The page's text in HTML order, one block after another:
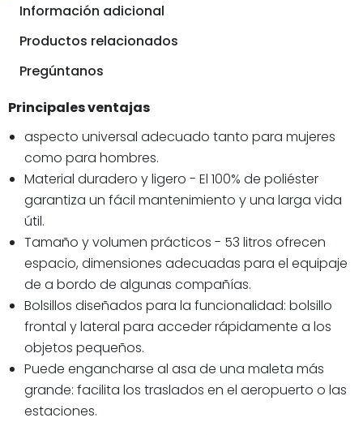
Información adicional
Productos relacionados
Pregúntanos
Principales ventajas
aspecto universal adecuado tanto para mujeres
como para hombres.
Material duradero y ligero - El 100% de poliéster
garantiza un fácil mantenimiento y una larga vida
útil.
Tamaño y volumen prácticos - 53 litros ofrecen
espacio, dimensiones adecuadas para el equipaje
de a bordo de algunas compañías.
Bolsillos diseñados para la funcionalidad: bolsillo
frontal y lateral para acceder rápidamente a los
objetos pequeños.
Puede engancharse al asa de una maleta más
grande: facilita los traslados en el aeropuerto o las
estaciones.